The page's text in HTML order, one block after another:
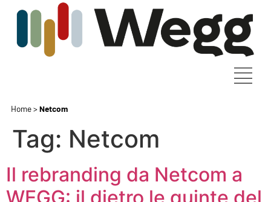
Home>Netcom
Tag: Netcom
Il rebranding da Netcom a